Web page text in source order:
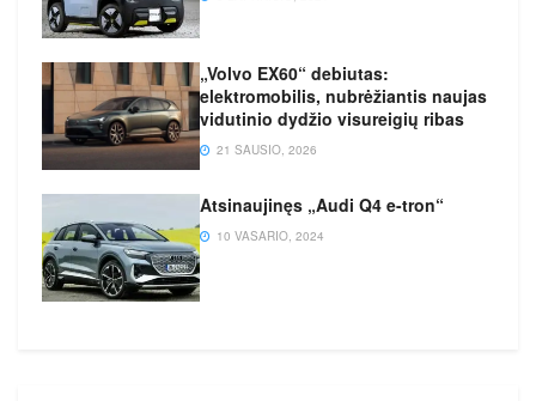
„Volvo EX60“ debiutas:
elektromobilis, nubrėžiantis naujas
vidutinio dydžio visureigių ribas
21 SAUSIO, 2026
Atsinaujinęs „Audi Q4 e-tron“
10 VASARIO, 2024